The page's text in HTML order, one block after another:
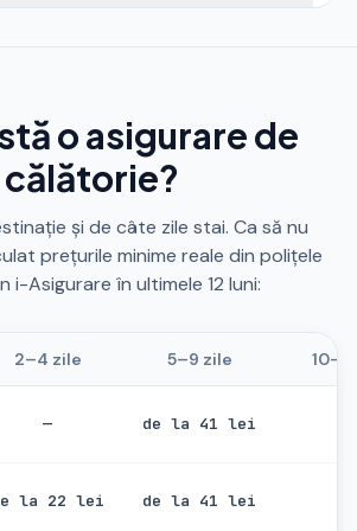
despăgubiri.
o asigurare de
călătorie?
și de câte zile stai. Ca să nu
prețurile minime reale din polițele
i-Asigurare în ultimele 12 luni:
2–4 zile 5–9 zile
— de la 41 lei
la 22 lei de la 41 lei